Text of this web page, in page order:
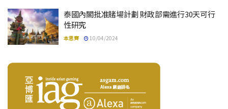
泰國內閣批准賭場計劃 財政部需進行30天可行
性研究
本思齊 10/04/2024